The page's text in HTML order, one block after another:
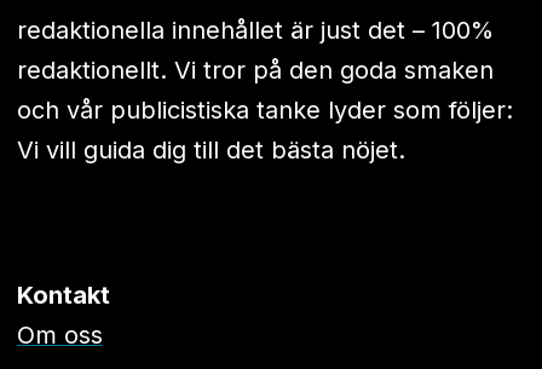
redaktionella innehållet är just det – 100%
redaktionellt. Vi tror på den goda smaken
och vår publicistiska tanke lyder som följer:
Vi vill guida dig till det bästa nöjet.
Kontakt
Om oss